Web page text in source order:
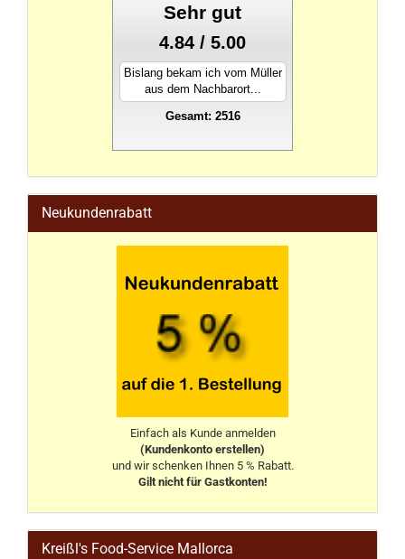
Sehr gut
4.84 / 5.00
Bislang bekam ich vom Müller
aus dem Nachbarort...
Gesamt: 2516
Neukundenrabatt
Einfach als Kunde anmelden
(Kundenkonto erstellen)
und wir schenken Ihnen 5 % Rabatt.
Gilt nicht für Gastkonten!
Kreißl's Food-Service Mallorca